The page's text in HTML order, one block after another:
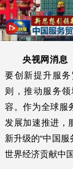
央视网消息
要创新提升服
则，推动服务
容。作为全球服
发展加速推进，
新升级的“中国
世界经济贡献中